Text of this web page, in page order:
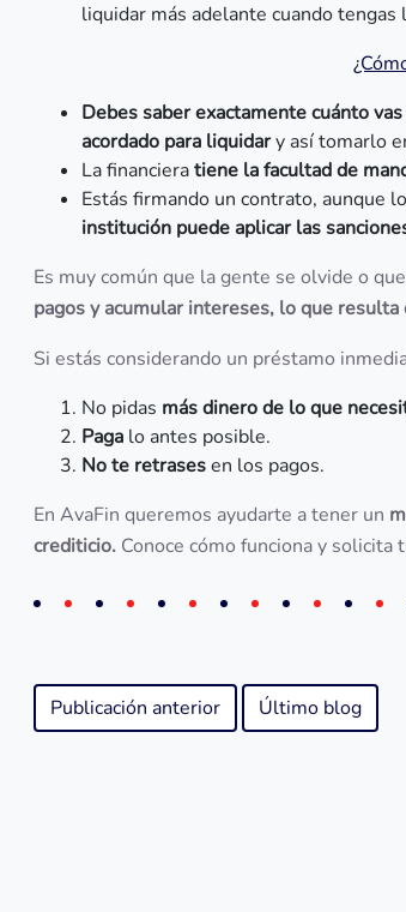
liquidar más adelante cuando tengas
Debes saber exactamente cuánto
acordado para liquidary así tomarlo
La financieratiene la facultad de
Estás firmando un contrato, aunque
institución puede aplicar las
Es muy común que la gente se olvide o
pagos y acumular intereses, lo que
Si estás considerando un préstamo
No pidas más dinero de lo que
Paga lo antes posible.
No te retrasesen los pagos.
En AvaFin queremos ayudarte a tener un
crediticio. Conoce cómo funciona y solicita
Publicación anterior Último blog